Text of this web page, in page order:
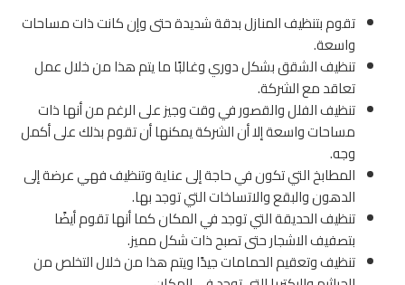
تقوم بتنظيف المنازل بدقة شديدة حتى وإن كانت ذات مساحات
واسعة.
تنظيف الشقق بشكل دوري وغالبًا ما يتم هذا من خلال عمل
تعاقد مع الشركة.
تنظيف الفلل والقصور في وقت وجيز على الرغم من أنها ذات
مساحات واسعة إلا أن الشركة يمكنها أن تقوم بذلك على أكمل
وجه.
المطابخ التي تكون في حاجة إلى عناية وتنظيف فهي عرضة إلى
الدهون والبقع والاتساخات التي توجد بها.
تنظيف الحديقة التي توجد في المكان كما أنها تقوم أيضًا
بتصفيف الاشجار حتى تصبح ذات شكل مميز.
تنظيف وتعقيم الحمامات جيدًا ويتم هذا من خلال التخلص من